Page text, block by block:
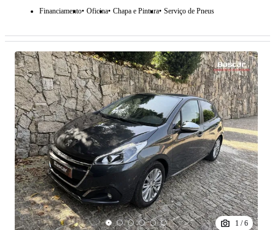
Financiamento Oficina Chapa e Pintura Serviço de Pneus
1 /6